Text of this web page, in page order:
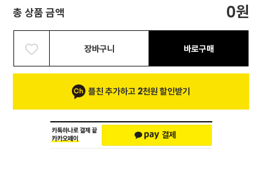
총 상품 금액 0원
장바구니 바로구매
플친 추가하고 2천원 할인받기